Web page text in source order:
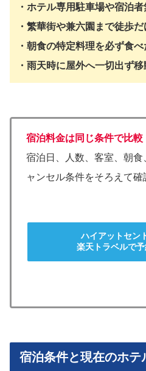
・ホテル専用駐車場や宿泊
・繁華街や兼六園まで徒歩
・朝食の特定料理を必ず食
・雨天時に屋外へ一切出ず
宿泊料金は同じ条件で比較
宿泊日、人数、客室、朝
ャンセル条件をそろえて確
ハイアットセン
楽天トラベルで
宿泊条件と現在のホテ